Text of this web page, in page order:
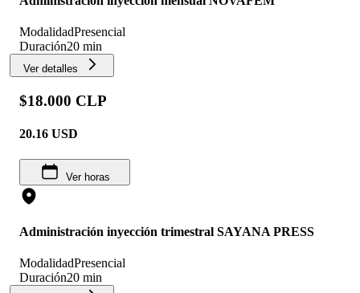
ModalidadPresencial
Duración20 min
Ver detalles
$18.000 CLP
20.16 USD
Ver horas
Administración inyección trimestral SAYANA PRESS
ModalidadPresencial
Duración20 min